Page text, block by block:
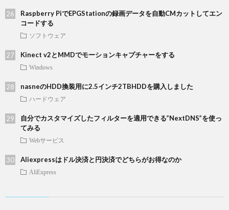
Raspberry PiでEPGStationの録画データを自動CMカットしてエン
コードする
ソフトウェア
Kinect v2とMMDでモーションキャプチャーをする
Windows
nasneのHDD換装用に2.5インチ2TBHDDを購入しました
ハードウェア
自分でカスタマイズしたフィルターを適用できる”NextDNS”を使っ
てみる
Webサービス
Aliexpressはドル決済と円決済でどちらがお得なのか
AliExpress